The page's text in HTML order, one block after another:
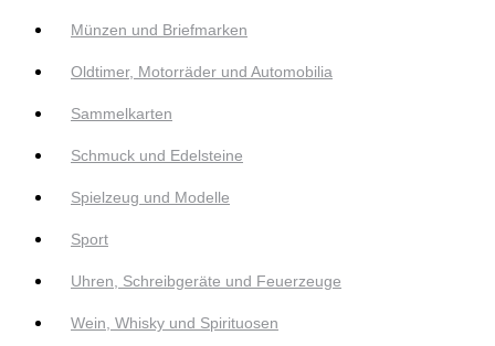
Münzen und Briefmarken
Oldtimer, Motorräder und Automobilia
Sammelkarten
Schmuck und Edelsteine
Spielzeug und Modelle
Sport
Uhren, Schreibgeräte und Feuerzeuge
Wein, Whisky und Spirituosen